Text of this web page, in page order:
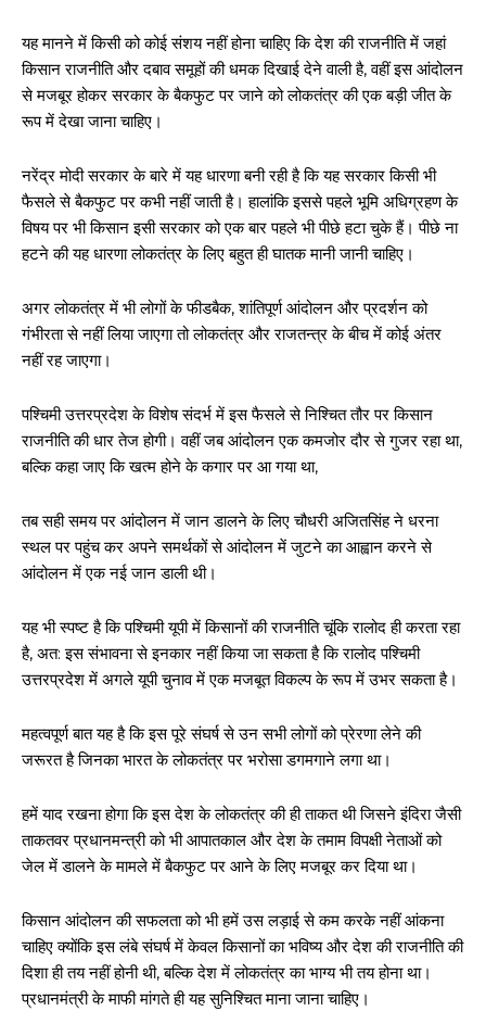
यह मानने में किसी को कोई संशय नहीं होना चाहिए कि देश की राजनीति में जहां
किसान राजनीति और दबाव समूहों की धमक दिखाई देने वाली है, वहीं इस आंदोलन
से मजबूर होकर सरकार के बैकफुट पर जाने को लोकतंत्र की एक बड़ी जीत के
रूप में देखा जाना चाहिए।
नरेंद्र मोदी सरकार के बारे में यह धारणा बनी रही है कि यह सरकार किसी भी
फैसले से बैकफुट पर कभी नहीं जाती है। हालांकि इससे पहले भूमि अधिग्रहण के
विषय पर भी किसान इसी सरकार को एक बार पहले भी पीछे हटा चुके हैं। पीछे ना
हटने की यह धारणा लोकतंत्र के लिए बहुत ही घातक मानी जानी चाहिए।
अगर लोकतंत्र में भी लोगों के फीडबैक, शांतिपूर्ण आंदोलन और प्रदर्शन को
गंभीरता से नहीं लिया जाएगा तो लोकतंत्र और राजतन्त्र के बीच में कोई अंतर
नहीं रह जाएगा।
पश्चिमी उत्तरप्रदेश के विशेष संदर्भ में इस फैसले से निश्चित तौर पर किसान
राजनीति की धार तेज होगी। वहीं जब आंदोलन एक कमजोर दौर से गुजर रहा था,
बल्कि कहा जाए कि खत्म होने के कगार पर आ गया था,
तब सही समय पर आंदोलन में जान डालने के लिए चौधरी अजितसिंह ने धरना
स्थल पर पहुंच कर अपने समर्थकों से आंदोलन में जुटने का आह्वान करने से
आंदोलन में एक नई जान डाली थी।
यह भी स्पष्ट है कि पश्चिमी यूपी में किसानों की राजनीति चूंकि रालोद ही करता रहा
है, अत: इस संभावना से इनकार नहीं किया जा सकता है कि रालोद पश्चिमी
उत्तरप्रदेश में अगले यूपी चुनाव में एक मजबूत विकल्प के रूप में उभर सकता है।
महत्वपूर्ण बात यह है कि इस पूरे संघर्ष से उन सभी लोगों को प्रेरणा लेने की
जरूरत है जिनका भारत के लोकतंत्र पर भरोसा डगमगाने लगा था।
हमें याद रखना होगा कि इस देश के लोकतंत्र की ही ताकत थी जिसने इंदिरा जैसी
ताकतवर प्रधानमन्त्री को भी आपातकाल और देश के तमाम विपक्षी नेताओं को
जेल में डालने के मामले में बैकफुट पर आने के लिए मजबूर कर दिया था।
किसान आंदोलन की सफलता को भी हमें उस लड़ाई से कम करके नहीं आंकना
चाहिए क्योंकि इस लंबे संघर्ष में केवल किसानों का भविष्य और देश की राजनीति की
दिशा ही तय नहीं होनी थी, बल्कि देश में लोकतंत्र का भाग्य भी तय होना था।
प्रधानमंत्री के माफी मांगते ही यह सुनिश्चित माना जाना चाहिए।